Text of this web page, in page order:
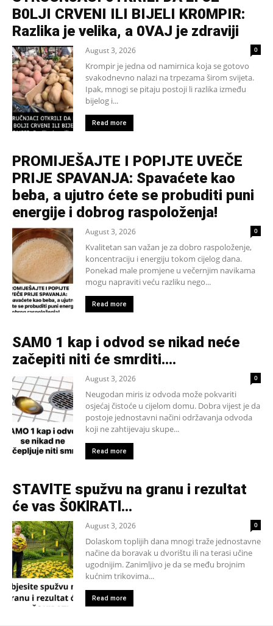
B0LJI CRVENI ILI BIJELI KR0MPIR:
Razlika je velika, a 0VAJ je zdraviji
August 3, 2026 0
Krompir je jedna od namirnica koja se gotovo
svakodnevno nalazi na trpezama širom svijeta.
Ipak, mnogi se pitaju postoji li razlika između
bijelog i...
Read more
PROMIJEŠAJTE I POPIJTE UVEČE
PRIJE SPAVANJA: Spavaćete kao
beba, a ujutro ćete se probuditi puni
energije i dobrog raspoloženja!
August 3, 2026 0
Kvalitetan san važan je za dobro raspoloženje,
koncentraciju i energiju tokom cijelog dana.
Ponekad male promjene u večernjim navikama
mogu napraviti veću razliku nego...
Read more
SAM0 1 kap i odvod se nikad neće
začepiti niti će smrditi….
August 3, 2026 0
Neugodan miris iz odvoda može pokvariti
osjećaj čistoće u cijelom domu. Dobra vijest je da
postoje jednostavni načini održavanja odvoda
koji ne zahtijevaju skupe...
Read more
STAVlTE spužvu na granu i rezultat
će vas Š0KlRATl…
August 3, 2026 0
Dolaskom toplijih dana mnogi traže jednostavne
načine da boravak u dvorištu ili na terasi učine
ugodnijim. Zanimljivo je da se među brojnim
kućnim trikovima...
Read more